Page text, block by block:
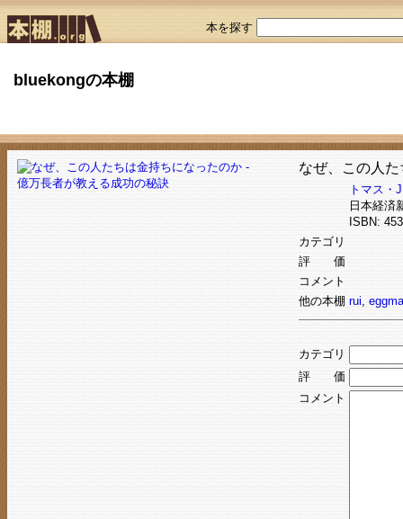
本を探す
bluekongの本棚
なぜ、この人
トマス・
日本経済
ISBN:
カテゴリ
評 価
コメント
他の本棚 rui,
カテゴリ
評 価
コメント